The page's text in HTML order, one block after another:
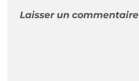
Laisser un commentaire